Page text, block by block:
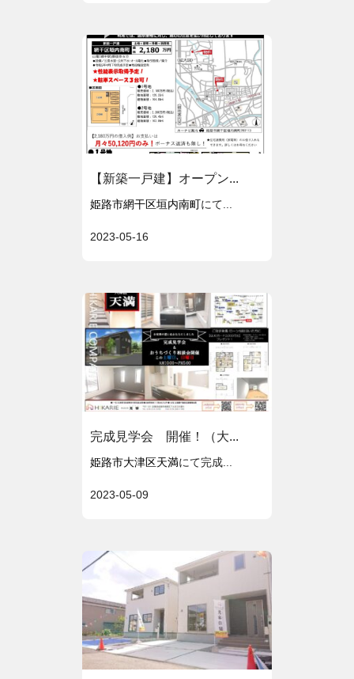
【新築一戸建】オープン...
姫路市網干区垣内南町にて...
2023-05-16
完成見学会 開催！（大...
姫路市大津区天満にて完成...
2023-05-09